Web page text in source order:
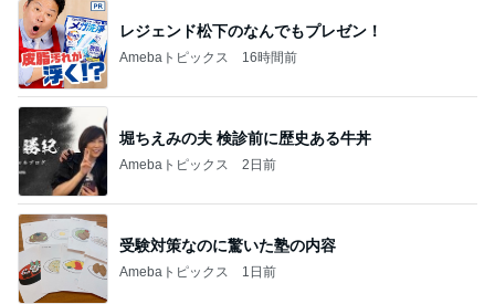
レジェンド松下のなんでもプレゼン！
Amebaトピックス 16時間前
堀ちえみの夫 検診前に歴史ある牛丼
Amebaトピックス 2日前
受験対策なのに驚いた塾の内容
Amebaトピックス 1日前